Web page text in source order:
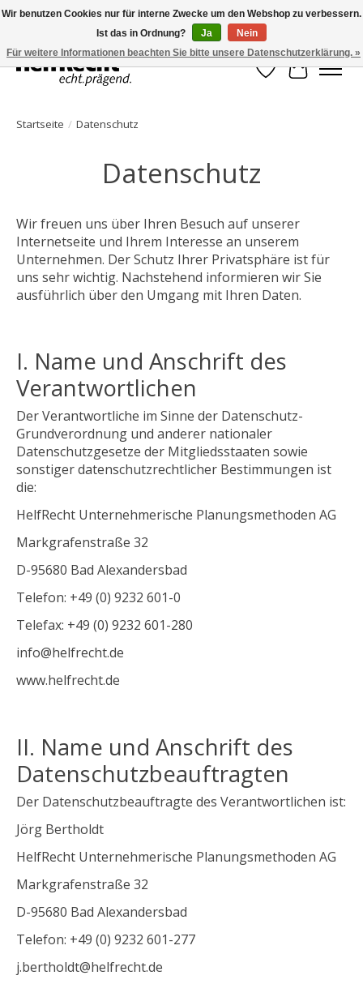
HelfRecht-Planer | Jahresaktualisierungen | Zubehör
Wunschzettel
Ihr
Startseite / Datenschutz
Datenschutz
Wir freuen uns über Ihren Besuch auf unserer
Internetseite und Ihrem Interesse an unserem
Unternehmen. Der Schutz Ihrer Privatsphäre ist für
uns sehr wichtig. Nachstehend informieren wir Sie
ausführlich über den Umgang mit Ihren Daten.
I. Name und Anschrift des
Verantwortlichen
Der Verantwortliche im Sinne der Datenschutz-
Grundverordnung und anderer nationaler
Datenschutzgesetze der Mitgliedsstaaten sowie
sonstiger datenschutzrechtlicher Bestimmungen ist
die:
HelfRecht Unternehmerische Planungsmethoden AG
Markgrafenstraße 32
D-95680 Bad Alexandersbad
Telefon: +49 (0) 9232 601-0
Telefax: +49 (0) 9232 601-280
info@helfrecht.de
www.helfrecht.de
II. Name und Anschrift des
Datenschutzbeauftragten
Der Datenschutzbeauftragte des Verantwortlichen ist:
Jörg Bertholdt
HelfRecht Unternehmerische Planungsmethoden AG
Markgrafenstraße 32
D-95680 Bad Alexandersbad
Telefon: +49 (0) 9232 601-277
j.bertholdt@helfrecht.de
Wir benutzen Cookies nur für interne Zwecke um den Webshop zu verbessern.
Ist das in Ordnung?
Ja
Nein
Für weitere Informationen beachten Sie bitte unsere Datenschutzerklärung. »